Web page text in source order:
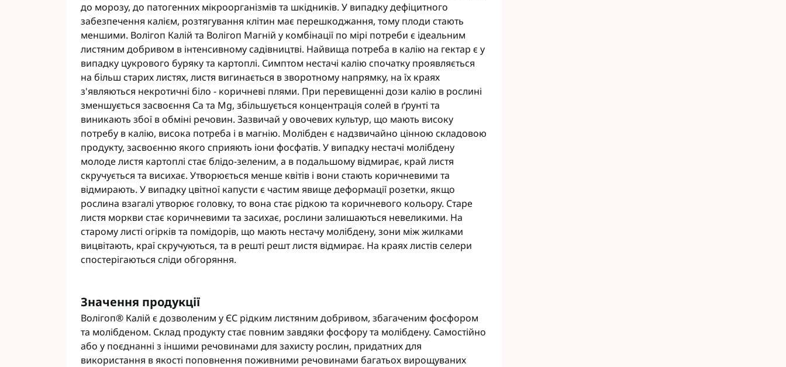
до морозу, до патогенних мікроорганізмів та шкідників. У випадку дефіцитного
забезпечення калієм, розтягування клітин має перешкоджання, тому плоди стають
меншими. Волігоп Калій та Волігоп Магній у комбінації по мірі потреби є ідеальним
листяним добривом в інтенсивному садівництві. Найвища потреба в калію на гектар є у
випадку цукрового буряку та картоплі. Симптом нестачі калію спочатку проявляється
на більш старих листях, листя вигинається в зворотному напрямку, на їх краях
з'являються некротичні біло - коричневі плями. При перевищенні дози калію в рослині
зменшується засвоєння Са та Mg, збільшується концентрація солей в ґрунті та
виникають збої в обміні речовин. Зазвичай у овочевих культур, що мають високу
потребу в калію, висока потреба і в магнію. Молібден є надзвичайно цінною складовою
продукту, засвоєнню якого сприяють іони фосфатів. У випадку нестачі молібдену
молоде листя картоплі стає блідо-зеленим, а в подальшому відмирає, край листя
скручується та висихає. Утворюється менше квітів і вони стають коричневими та
відмирають. У випадку цвітної капусти є частим явище деформації розетки, якщо
рослина взагалі утворює головку, то вона стає рідкою та коричневого кольору. Старе
листя моркви стає коричневими та засихає, рослини залишаються невеликими. На
старому листі огірків та помідорів, що мають нестачу молібдену, зони між жилками
вицвітають, краї скручуються, та в решті решт листя відмирає. На краях листів селери
спостерігаються сліди обгоряння.
Значення продукції
Волігоп® Калій є дозволеним у ЄС рідким листяним добривом, збагаченим фосфором
та молібденом. Склад продукту стає повним завдяки фосфору та молібдену. Самостійно
або у поєднанні з іншими речовинами для захисту рослин, придатних для
використання в якості поповнення поживними речовинами багатьох вирощуваних